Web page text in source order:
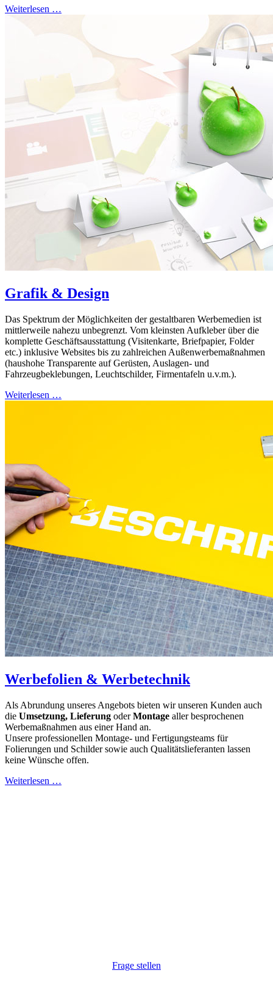
Weiterlesen …
Grafik & Design
Das Spektrum der Möglichkeiten der gestaltbaren Werbemedien ist
mittlerweile nahezu unbegrenzt. Vom kleinsten Aufkleber über die
komplette Geschäftsausstattung (Visitenkarte, Briefpapier, Folder
etc.) inklusive Websites bis zu zahlreichen Außenwerbemaßnahmen
(haushohe Transparente auf Gerüsten, Auslagen- und
Fahrzeugbeklebungen, Leuchtschilder, Firmentafeln u.v.m.).
Weiterlesen …
Werbefolien & Werbetechnik
Als Abrundung unseres Angebots bieten wir unseren Kunden auch
die Umsetzung, Lieferung oderMontage aller besprochenen
Werbemaßnahmen aus einer Hand an.
Unsere professionellen Montage- und Fertigungsteams für
Folierungen und Schilder sowie auch Qualitätslieferanten lassen
keine Wünsche offen.
Weiterlesen …
Frage stellen